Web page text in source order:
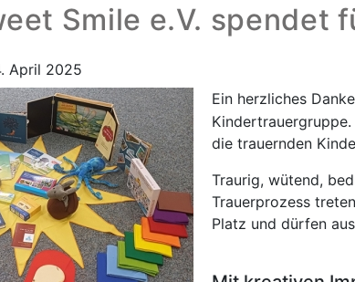
Smile e.V. spendet
April 2025
Ein herzliches
die trauernden
Traurig, wütend,
Trauerprozess
Platz und dürfen